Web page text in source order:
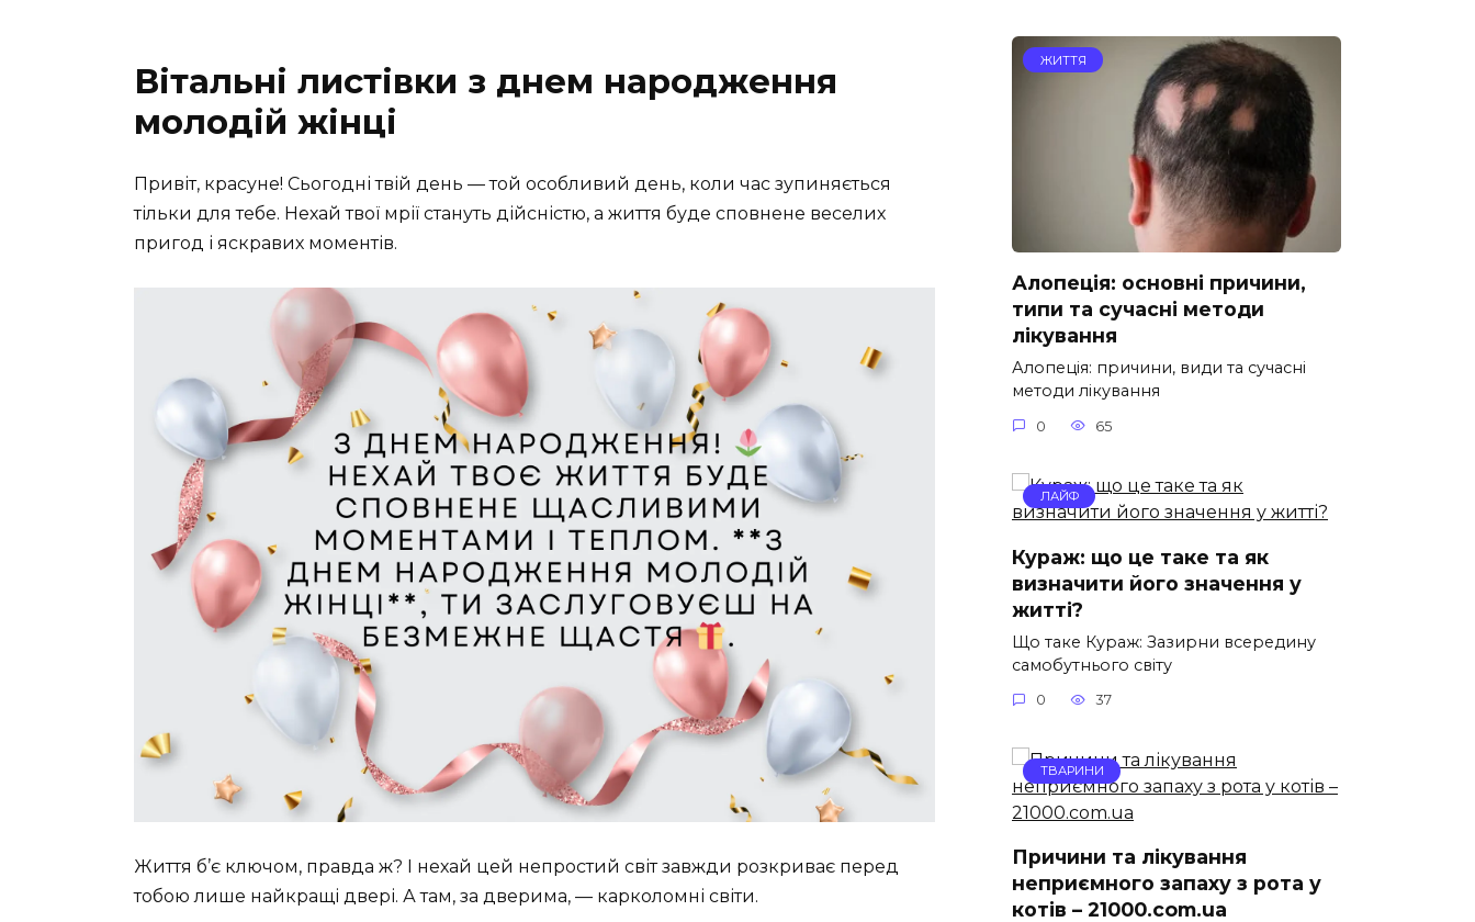
Вітальні листівки з днем народження
молодій жінці
Привіт, красуне! Сьогодні твій день — той особливий день, коли час зупиняється
тільки для тебе. Нехай твої мрії стануть дійсністю, а життя буде сповнене веселих
пригод і яскравих моментів.
Життя б’є ключом, правда ж? І нехай цей непростий світ завжди розкриває перед
тобою лише найкращі двері. А там, за дверима, — карколомні світи.
ЖИТТЯ
Алопеція: основні причини,
типи та сучасні методи
лікування
Алопеція: причини, види та сучасні
методи лікування
0 65
ЛАЙФ
Кураж: що це таке та як
визначити його значення у
житті?
Що таке Кураж: Зазирни всередину
самобутнього світу
0 37
ТВАРИНИ
Причини та лікування
неприємного запаху з рота у
котів – 21000.com.ua